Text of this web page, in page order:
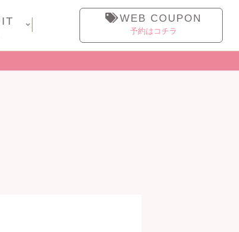
WEB COUPON
予約はコチラ